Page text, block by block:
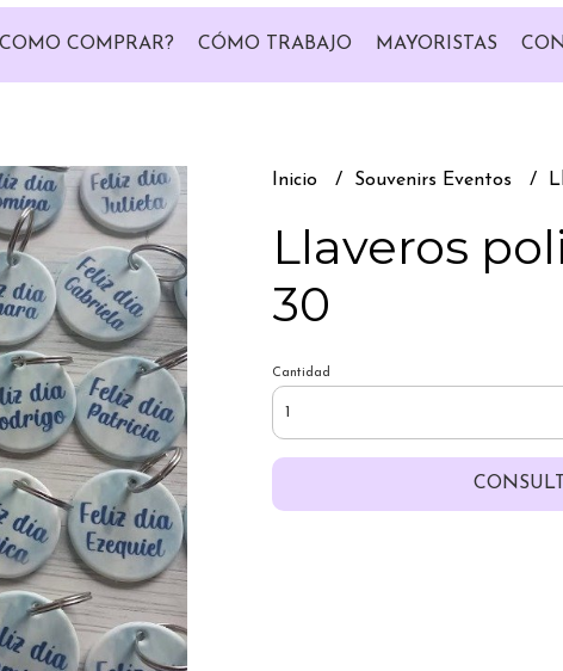
COMO COMPRAR? CÓMO TRABAJO MAYORISTAS
Inicio Souvenirs Eventos
Llaveros
30
Cantidad